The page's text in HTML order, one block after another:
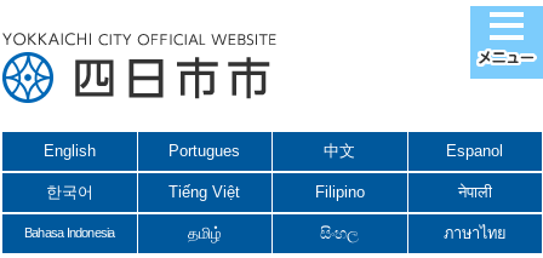
English Portugues 中文 Espanol
한국어 Tiếng Việt Filipino नेपाली
Bahasa Indonesia தமிழ் සිංහල ภาษาไทย